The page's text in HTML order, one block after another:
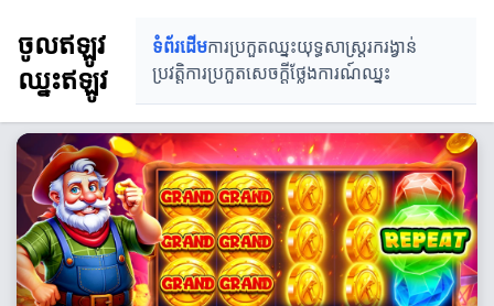
ចូលឥឡូវ
ឈ្នះឥឡូវ
ទំព័រដើមការប្រកួតឈ្នះយុទ្ធសាស្ត្ររករង្វាន់
ប្រវត្តិការប្រកួតសេចក្ដីថ្លែងការណ៍ឈ្នះ